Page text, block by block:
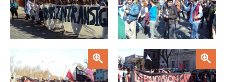
Zoom Zoom